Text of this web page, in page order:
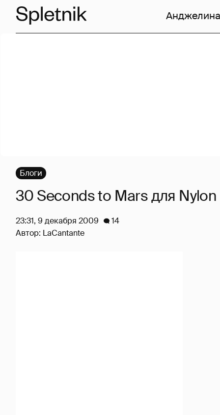
Блоги
30 Seconds to Mars для Nylon
23:31, 9 декабря 2009
14
Автор: LaCantante